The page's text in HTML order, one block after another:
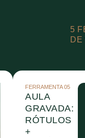
5
DE
FERRAMENTA 05
AULA
GRAVADA:
RÓTULOS
+